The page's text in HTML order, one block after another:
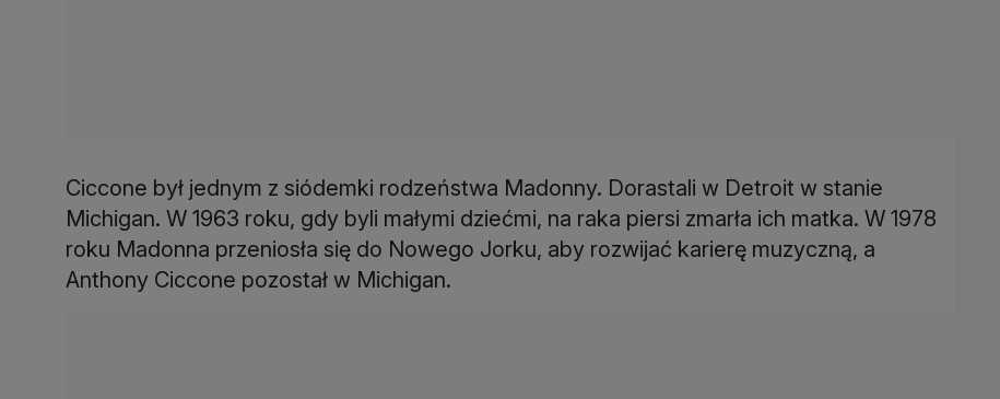
Ciccone był jednym z siódemki rodzeństwa Madonny. Dorastali w Detroit w stanie
Michigan. W 1963 roku, gdy byli małymi dziećmi, na raka piersi zmarła ich matka. W 1978
roku Madonna przeniosła się do Nowego Jorku, aby rozwijać karierę muzyczną, a
Anthony Ciccone pozostał w Michigan.